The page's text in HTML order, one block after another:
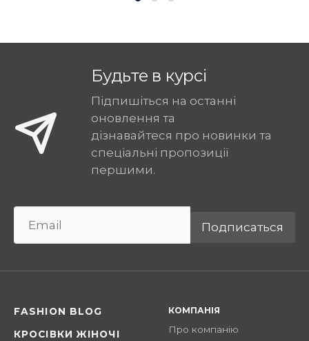
Будьте в курсі
Підпишіться на останні
оновлення та
дізнавайтеся про новинки та
спеціальні пропозиції
першими.
Подписаться
FASHION BLOG
КРОСІВКИ ЖІНОЧІ
КОМПАНІЯ
Про компанію